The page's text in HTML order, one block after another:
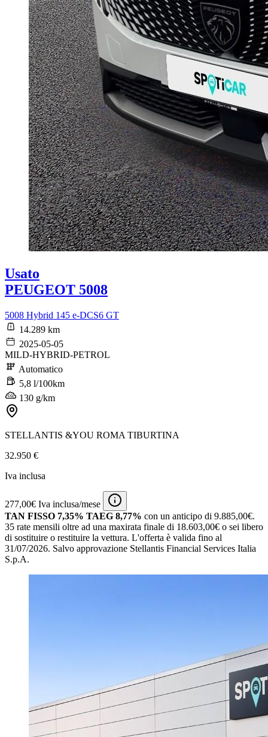
Usato
PEUGEOT 5008
5008 Hybrid 145 e-DCS6 GT
14.289 km
2025-05-05
MILD-HYBRID-PETROL
Automatico
5,8 l/100km
130 g/km
STELLANTIS &YOU ROMA TIBURTINA
32.950 €
Iva inclusa
277,00€ Iva inclusa/mese
TAN FISSO 7,35% TAEG 8,77% con un anticipo di 9.885,00€.
35 rate mensili oltre ad una maxirata finale di 18.603,00€ o sei libero
di sostituire o restituire la vettura. L'offerta è valida fino al
31/07/2026. Salvo approvazione Stellantis Financial Services Italia
S.p.A.